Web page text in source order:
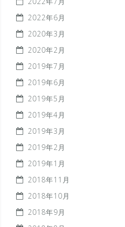
2022年6月
2020年3月
2020年2月
2019年7月
2019年6月
2019年5月
2019年4月
2019年3月
2019年2月
2019年1月
2018年11月
2018年10月
2018年9月